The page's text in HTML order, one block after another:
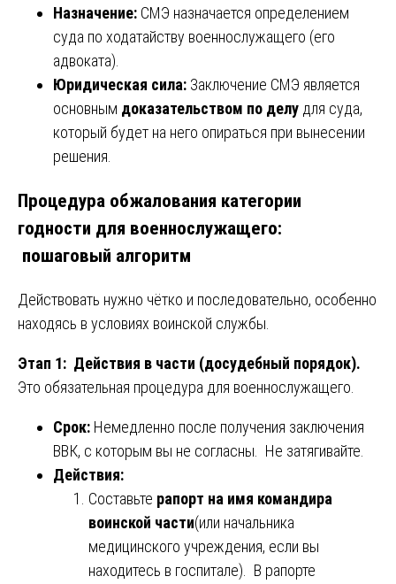
Назначение: СМЭ назначается определением
суда по ходатайству военнослужащего (его
адвоката).
Юридическая сила: Заключение СМЭ является
основным доказательством по делу для суда,
который будет на него опираться при вынесении
решения.
Процедура обжалования категории
годности для военнослужащего:
пошаговый алгоритм
Действовать нужно чётко и последовательно, особенно
находясь в условиях воинской службы.
Этап 1: Действия в части (досудебный порядок).
Это обязательная процедура для военнослужащего.
Срок: Немедленно после получения заключения
ВВК, с которым вы не согласны. Не затягивайте.
Действия:
Составьте рапорт на имя командира
воинской части(или начальника
медицинского учреждения, если вы
находитесь в госпитале). В рапорте